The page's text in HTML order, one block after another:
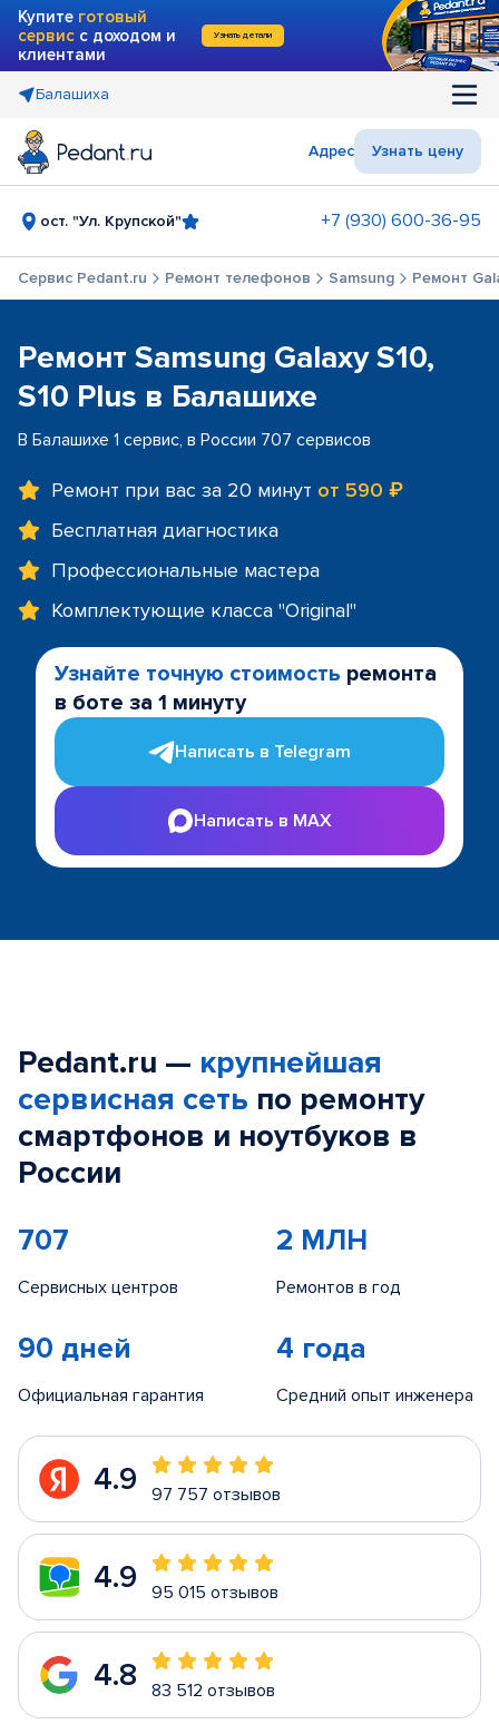
Купите готовый
сервис с доходом и
клиентами
Узнать детали
Балашиха
Адрес Узнать цену
ост. "Ул. Крупской" +7 (930) 600-36-95
Сервис Pedant.ru Ремонт телефонов Samsung Ремонт
Ремонт Samsung Galaxy S10,
S10 Plus в Балашихе
В Балашихе 1 сервис, в России 707 сервисов
Ремонт при вас за 20 минут от 590 ₽
Бесплатная диагностика
Профессиональные мастера
Комплектующие класса "Original"
Узнайте точную стоимость ремонта
в боте за 1 минуту
Написать в Telegram
Написать в MAX
Pedant.ru — крупнейшая
сервисная сеть по ремонту
смартфонов и ноутбуков в
России
707
Сервисных центров
2 МЛН
Ремонтов в год
90 дней
Официальная гарантия
4 года
Средний опыт инженера
4.9 97 757 отзывов
4.9 95 015 отзывов
4.8 83 512 отзывов